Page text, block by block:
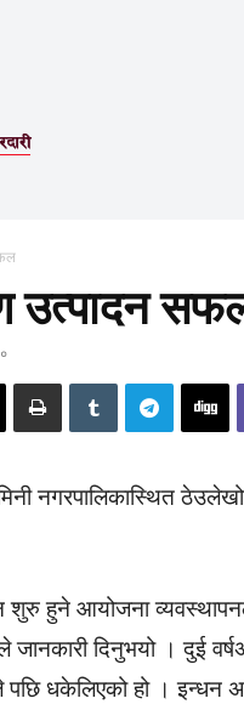
उत्पादन
नगरपालिकास्थित
शुरु हुने आयोजना
जानकारी दिनुभयो । दुई
पछि धकेलिएको हो ।